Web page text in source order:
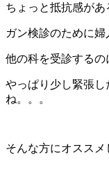
ちょっと抵抗感が
ガン検診のために
他の科を受診するの
やっぱり少し緊張
ね。。。
そんな方にオススメ